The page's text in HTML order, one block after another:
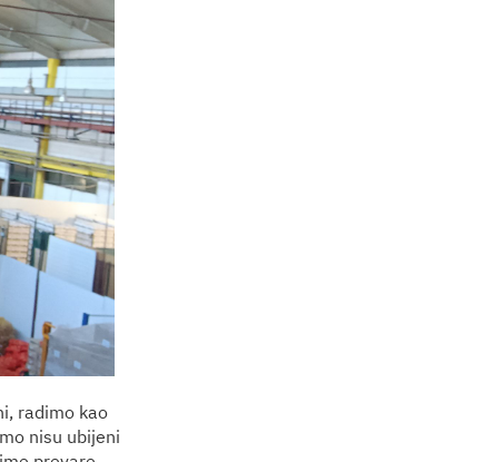
radimo kao
nisu ubijeni